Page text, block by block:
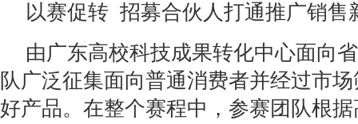
以赛促转 招募合伙人打通推广销售
由广东高校科技成果转化中心面向
队广泛征集面向普通消费者并经过市
好产品。在整个赛程中，参赛团队根